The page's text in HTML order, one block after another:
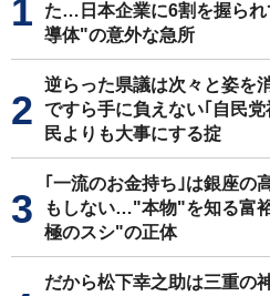
た…日本企業に6割を握ら
導体"の意外な急所
逆らった県議は次々と姿を
ですら手に負えない｢自民
民よりも大事にする掟
｢一流のお金持ち｣は銀座の
もしない…"本物"を知る富
極のスシ"の正体
だから松下幸之助は三重の